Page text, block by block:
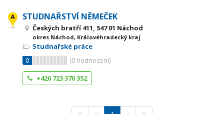
STUDNAŘSTVÍ NĚMEČEK
Českých bratří 411, 547 01 Náchod
okres Náchod, Královéhradecký kraj
Studnařské práce
0
(0 hodnocení)
+420 723 370 352